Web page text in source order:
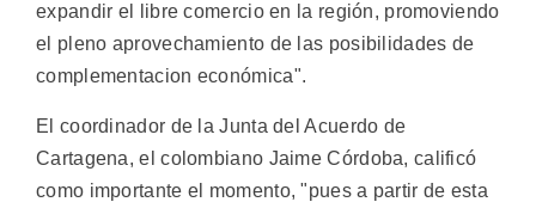
expandir el libre comercio en la región, promoviendo
el pleno aprovechamiento de las posibilidades de
complementacion económica".
El coordinador de la Junta del Acuerdo de
Cartagena, el colombiano Jaime Córdoba, calificó
como importante el momento, "pues a partir de esta